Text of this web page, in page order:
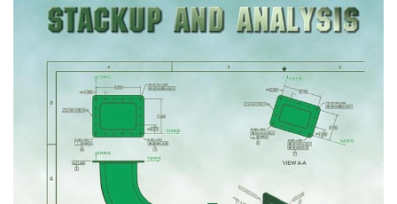
free PDF eBook.
Book Description
The third edition of Bayesian Analysis with Python
serves as an introduction to the main concepts of
applied Bayesian modeling using PyMC, a state-
of-the-art probabilistic programming library, and
other libraries that support and facilitate
modeling like ArviZ, for exploratory analysis of